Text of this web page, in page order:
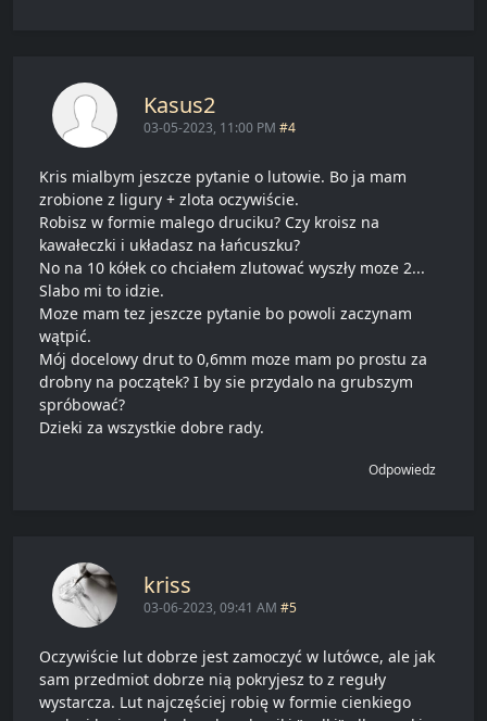
Kasus2
03-05-2023, 11:00 PM #4
Kris mialbym jeszcze pytanie o lutowie. Bo ja mam
zrobione z ligury + zlota oczywiście.
Robisz w formie malego druciku? Czy kroisz na
kawałeczki i układasz na łańcuszku?
No na 10 kółek co chciałem zlutować wyszły moze 2...
Slabo mi to idzie.
Moze mam tez jeszcze pytanie bo powoli zaczynam
wątpić.
Mój docelowy drut to 0,6mm moze mam po prostu za
drobny na początek? I by sie przydalo na grubszym
spróbować?
Dzieki za wszystkie dobre rady.
Odpowiedz
kriss
03-06-2023, 09:41 AM #5
Oczywiście lut dobrze jest zamoczyć w lutówce, ale jak
sam przedmiot dobrze nią pokryjesz to z reguły
wystarcza. Lut najczęściej robię w formie cienkiego